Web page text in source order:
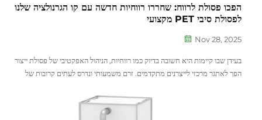
הפכו פסולת לרווח: שחררו רווחיות חדשה עם קו הגרנולציה שלנו
לפסולת סיבי PET מקצועי
Nov 28, 2025
בעידן שבו קיימות היא חשובה בדיוק כמו רווחיות, הניהול האפקטיבי של פסולת ייצור
הפך לאתגר מרכזי לייצרנים מתקדמים. זרם משמעותי ונדרס לעתים קרובות של